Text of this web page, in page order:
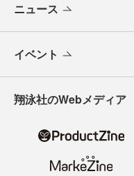
ニュース
イベント
翔泳社のWebメディア